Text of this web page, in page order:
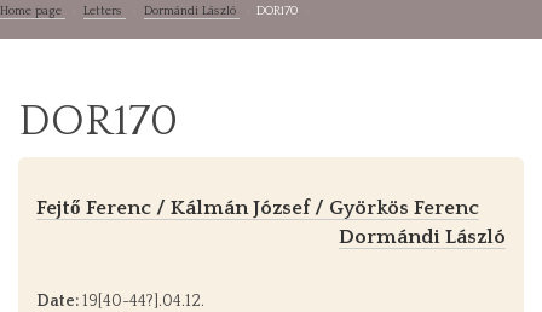
Home page Letters Dormándi László DOR170
DOR170
Fejtő Ferenc / Kálmán József / Györkös Ferenc
Dormándi László
Date:19[40-44?].04.12.